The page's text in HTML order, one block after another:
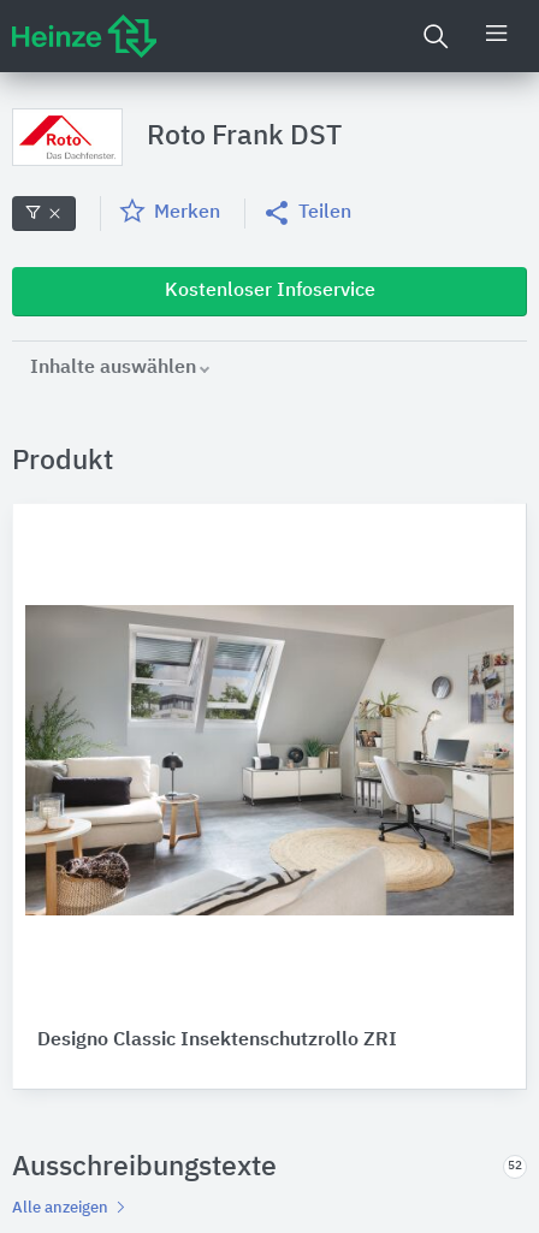
Roto Frank DST
Merken Teilen
Kostenloser Infoservice
Inhalte auswählen
Produkt
Designo Classic Insektenschutzrollo ZRI
Ausschreibungstexte 52
Alle anzeigen